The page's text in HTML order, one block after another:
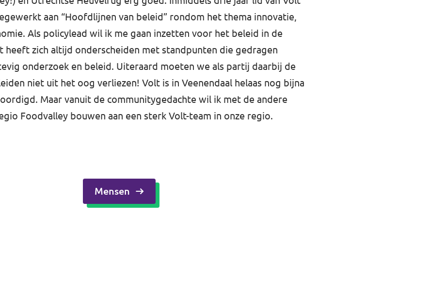
aan “Hoofdlijnen van beleid” rondom het thema innovatie,
Als policylead wil ik me gaan inzetten voor het beleid in de
heeft zich altijd onderscheiden met standpunten die gedragen
onderzoek en beleid. Uiteraard moeten we als partij daarbij de
niet uit het oog verliezen! Volt is in Veenendaal helaas nog bijna
Maar vanuit de communitygedachte wil ik met de andere
Foodvalley bouwen aan een sterk Volt-team in onze regio.
Mensen